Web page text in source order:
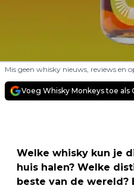
Mis geen whisky nieuws, reviews en
Voeg Whisky Monkeys toe als
Welke whisky kun je
huis halen? Welke
beste van de wereld?